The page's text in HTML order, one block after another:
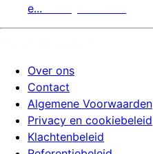
e...
Over ons
Contact
Algemene Voorwaarden
Privacy en cookiebeleid
Klachtenbeleid